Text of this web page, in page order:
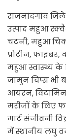
राजनांदगांव
उत्पाद महुआ
चटनी, महुआ
प्रोटीन,
महुआ स्वास्थ्य के
जामुन चिप्स भी
आयरन,
मरीजों के लिए
मार्ट संजीवनी
में स्थानीय लघु